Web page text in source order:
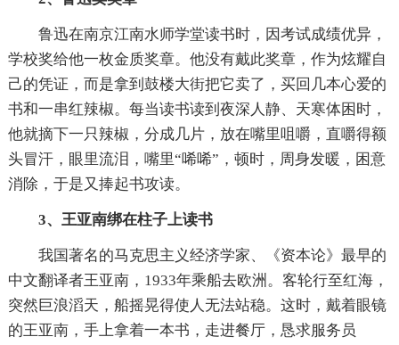
鲁迅在南京江南水师学堂读书时，因考试成绩优异，
学校奖给他一枚金质奖章。他没有戴此奖章，作为炫耀自
己的凭证，而是拿到鼓楼大街把它卖了，买回几本心爱的
书和一串红辣椒。每当读书读到夜深人静、天寒体困时，
他就摘下一只辣椒，分成几片，放在嘴里咀嚼，直嚼得额
头冒汗，眼里流泪，嘴里“唏唏”，顿时，周身发暖，困意
消除，于是又捧起书攻读。
3、王亚南绑在柱子上读书
我国著名的马克思主义经济学家、《资本论》最早的
中文翻译者王亚南，1933年乘船去欧洲。客轮行至红海，
突然巨浪滔天，船摇晃得使人无法站稳。这时，戴着眼镜
的王亚南，手上拿着一本书，走进餐厅，恳求服务员